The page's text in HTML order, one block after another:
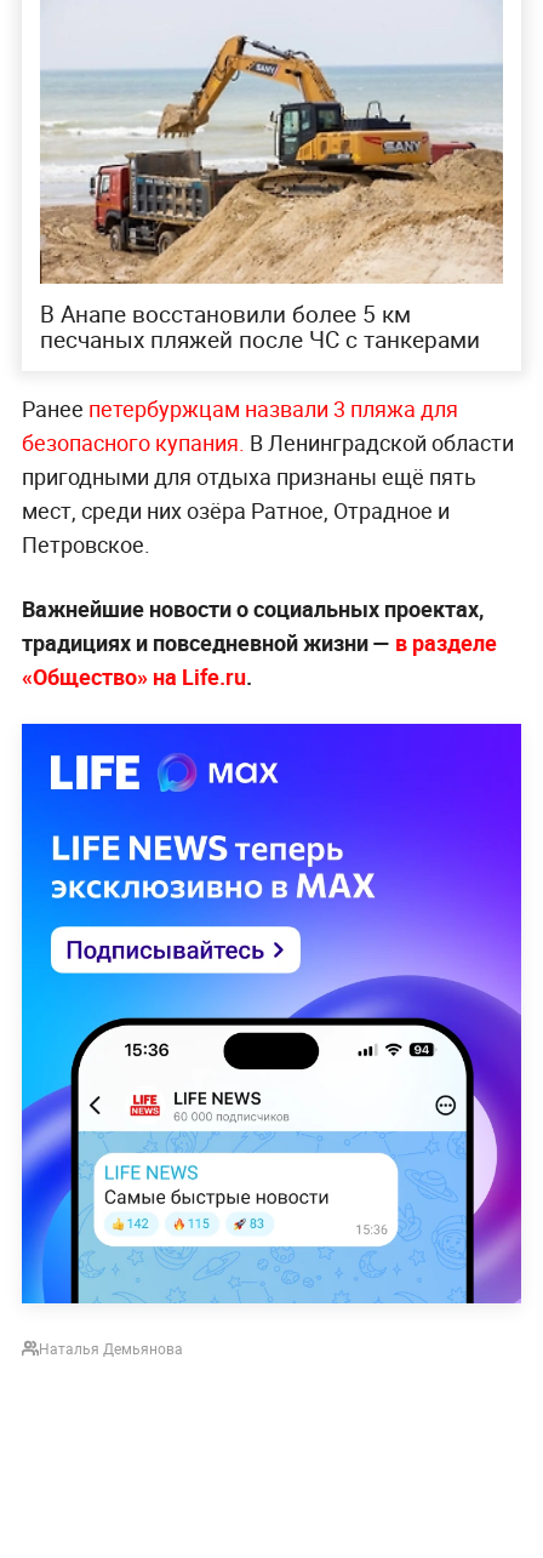
В Анапе восстановили более 5 км
песчаных пляжей после ЧС с танкерами
Ранее петербуржцам назвали 3 пляжа для
безопасного купания. В Ленинградской области
пригодными для отдыха признаны ещё пять
мест, среди них озёра Ратное, Отрадное и
Петровское.
Важнейшие новости о социальных проектах,
традициях и повседневной жизни — в разделе
«Общество» на Life.ru.
Наталья Демьянова